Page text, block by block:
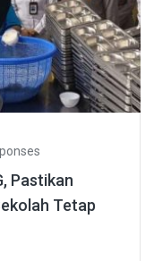
Pastikan
Tetap